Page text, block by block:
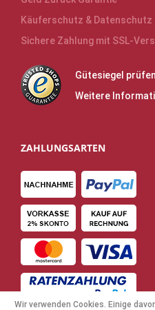
Käuferschutz & Datenschutz
Sichere Zahlung mit SSL-
Gütesiegel prüfen
Weitere
ZAHLUNGSARTEN
Wir verwenden Cookies. Einige